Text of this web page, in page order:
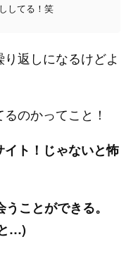
してる！笑
返しになるけどよ
のかってこと！
ト！じゃないと怖
ことができる。
…)